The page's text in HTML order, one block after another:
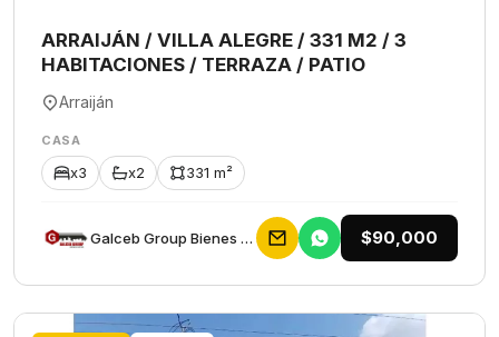
ARRAIJÁN / VILLA ALEGRE / 331 M2 / 3
HABITACIONES / TERRAZA / PATIO
Arraiján
CASA
x3 x2 331 m²
Galceb Group Bienes Raices $90,000